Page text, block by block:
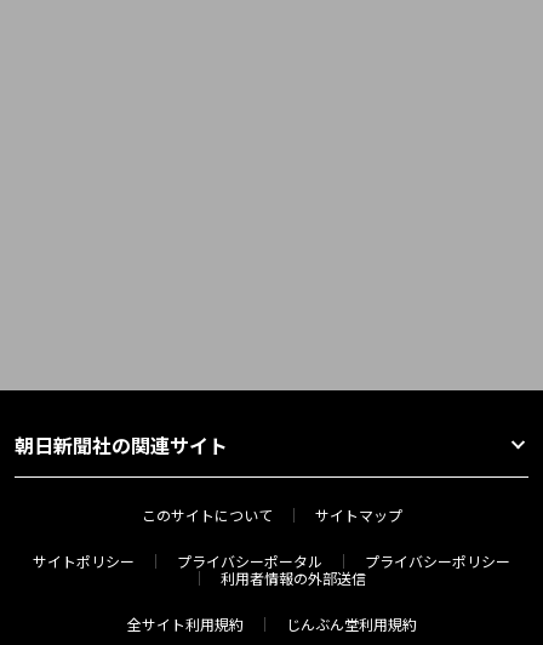
朝日新聞社の関連サイト
このサイトについて サイトマップ
サイトポリシー プライバシーポータル
プライバシーポリシー
利用者情報の外部送信
全サイト利用規約 じんぶん堂利用規約